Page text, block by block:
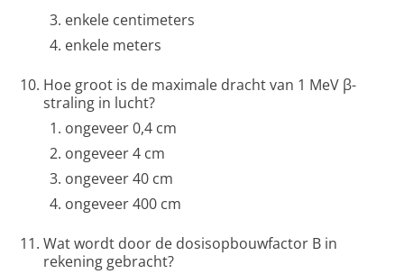
enkele centimeters
enkele meters
Hoe groot is de maximale dracht van 1 MeV β-
straling in lucht?
ongeveer 0,4 cm
ongeveer 4 cm
ongeveer 40 cm
ongeveer 400 cm
Wat wordt door de dosisopbouwfactor B in
rekening gebracht?